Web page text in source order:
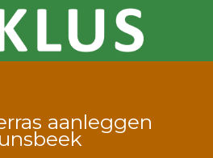
aanleggen